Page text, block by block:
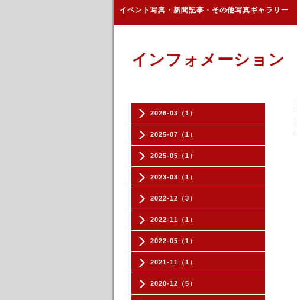
イベント写真・新聞記事・その他写真ギャラリー
2026-03（1）
2025-07（1）
2025-05（1）
2023-03（1）
2022-12（3）
2022-11（1）
2022-05（1）
2021-11（1）
2020-12（5）
インフォメーション